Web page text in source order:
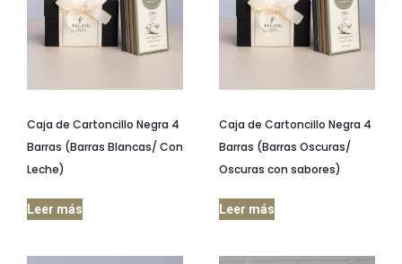
Caja de Cartoncillo Negra 4
Barras (Barras Blancas/ Con
Leche)
Leer más
Caja de Cartoncillo Negra 4
Barras (Barras Oscuras/
Oscuras con sabores)
Leer más